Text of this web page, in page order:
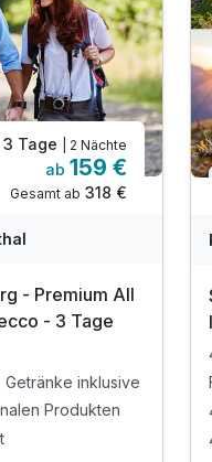
3 Tage | 2 Nächte
ab 159 €
Gesamt ab 318 €
- Premium All
- 3 Tage
Getränke inklusive
Produkten